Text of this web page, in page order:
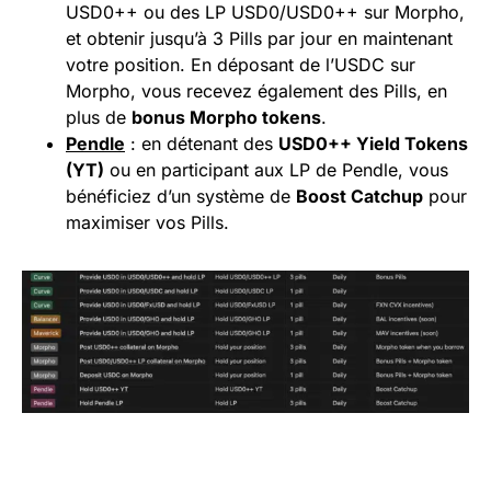
USD0++ ou des LP USD0/USD0++ sur Morpho,
et obtenir jusqu’à 3 Pills par jour en maintenant
votre position. En déposant de l’USDC sur
Morpho, vous recevez également des Pills, en
plus de bonus Morpho tokens.
Pendle : en détenant des USD0++ Yield Tokens
(YT) ou en participant aux LP de Pendle, vous
bénéficiez d’un système de Boost Catchup pour
maximiser vos Pills.